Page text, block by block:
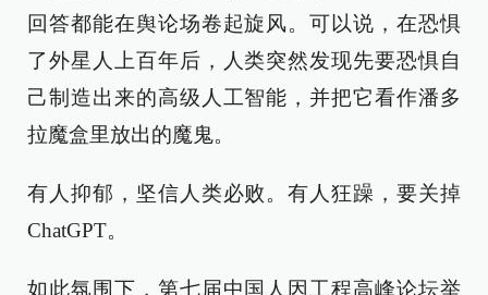
回答都能在舆论场卷起旋风。可以说，在恐惧
了外星人上百年后，人类突然发现先要恐惧自
己制造出来的高级人工智能，并把它看作潘多
拉魔盒里放出的魔鬼。
有人抑郁，坚信人类必败。有人狂躁，要关掉
ChatGPT。
如此氛围下，第七届中国人因工程高峰论坛举